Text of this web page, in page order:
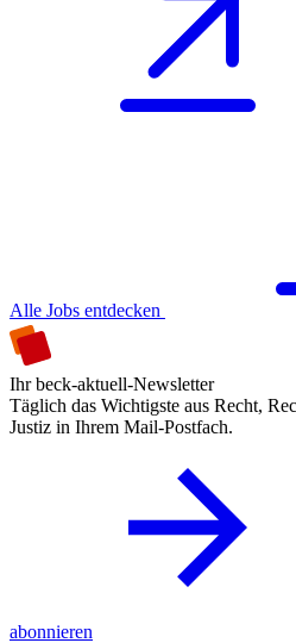
Alle Jobs entdecken
Ihr beck-aktuell-Newsletter
Täglich das Wichtigste aus Recht,
Justiz in Ihrem Mail-Postfach.
abonnieren